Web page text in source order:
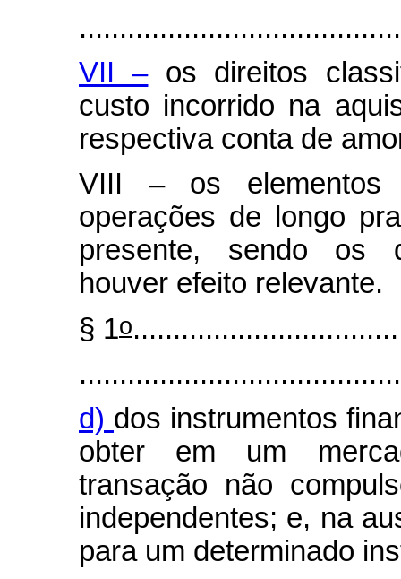
VII –os direitos
custo incorrido na
respectiva conta de
VIII – os elementos
operações de longo
presente, sendo os
houver efeito relevante.
§ 1o
d) dos instrumentos
obter em um
transação não
independentes; e, na
para um determinado